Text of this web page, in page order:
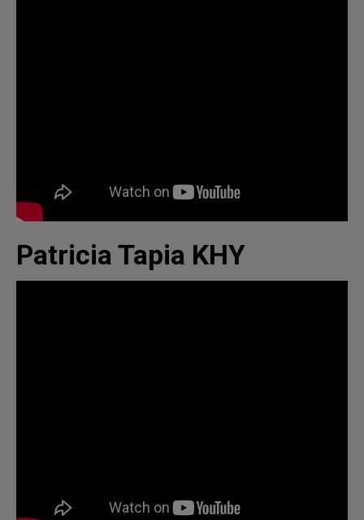
Patricia Tapia KHY